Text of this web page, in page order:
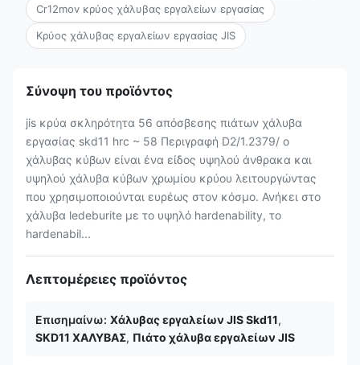
Cr12mov κρύος χάλυβας εργαλείων εργασίας
Κρύος χάλυβας εργαλείων εργασίας JIS
Σύνοψη του προϊόντος
jis κρύα σκληρότητα 56 απόσβεσης πιάτων χάλυβα
εργασίας skd11 hrc ~ 58 Περιγραφή D2/1.2379/ ο
χάλυβας κύβων είναι ένα είδος υψηλού άνθρακα και
υψηλού χάλυβα κύβων χρωμίου κρύου λειτουργώντας
που χρησιμοποιούνται ευρέως στον κόσμο. Ανήκει στο
χάλυβα ledeburite με το υψηλό hardenability, το
hardenabil...
Λεπτομέρειες προϊόντος
Επισημαίνω: Χάλυβας εργαλείων JIS Skd11,
SKD11 ΧΑΛΥΒΑΣ, Πιάτο χάλυβα εργαλείων JIS